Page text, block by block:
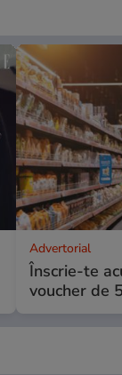
Advertorial
Înscrie-te
voucher de